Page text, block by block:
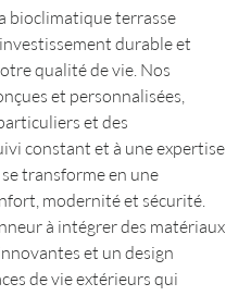
bioclimatique terrasse
durable et
qualité de vie. Nos
et personnalisées,
et des
constant et à une expertise
transforme en une
modernité et sécurité.
à intégrer des matériaux
et un design
de vie extérieurs qui